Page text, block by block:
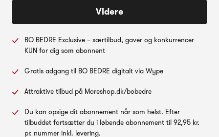
Videre
BO BEDRE Exclusive – særtilbud, gaver og konkurrencer
KUN for dig som abonnent
Gratis adgang til BO BEDRE digitalt via Wype
Attraktive tilbud på Moreshop.dk/bobedre
Du kan opsige dit abonnement når som helst. Efter
tilbuddet fortsætter du i løbende abonnement til 92,95 kr.
pr. nummer inkl. levering.